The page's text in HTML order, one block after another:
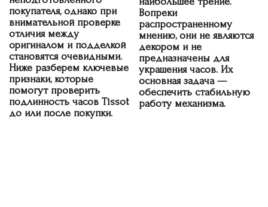
покупателя, однако при
внимательной проверке
отличия между
оригиналом и подделкой
становятся очевидными.
Ниже разберем ключевые
признаки, которые
помогут проверить
подлинность часов Tissot
до или после покупки.
Вопреки
распространенному
мнению, они не являются
декором и не
предназначены для
украшения часов. Их
основная задача —
обеспечить стабильную
работу механизма.